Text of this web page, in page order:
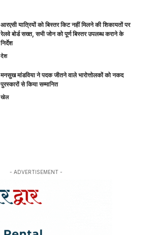
आरएसी यात्रियों को बिस्तर किट नहीं मिलने की शिकायतों पर
रेलवे बोर्ड सख्त, सभी जोन को पूर्ण बिस्तर उपलब्ध कराने के
निर्देश
देश
मनसुख मांडविया ने पदक जीतने वाले भारोत्तोलकों को नकद
पुरस्कारों से किया सम्मानित
खेल
- ADVERTISEMENT -